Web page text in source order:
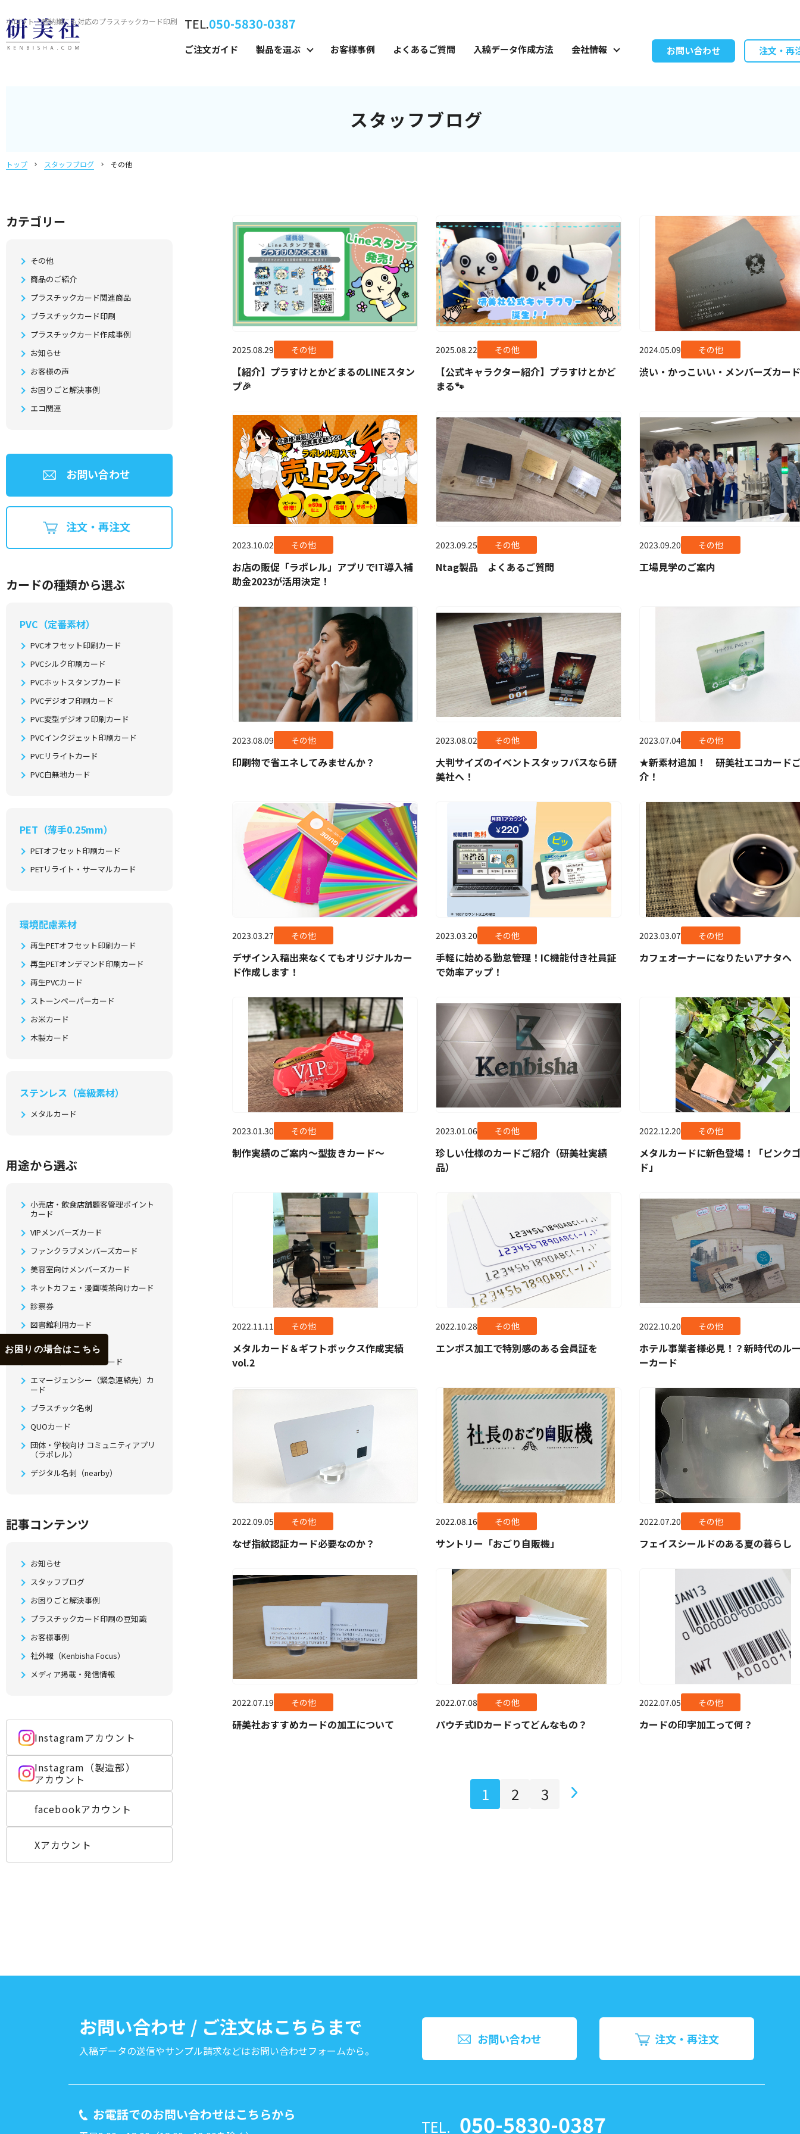
小ロット・短納期にも対応のプラスチックカード印刷 TEL.050-5830-0387
ご注文ガイド 製品を選ぶ お客様事例 よくあるご質問 入稿データ作成方法 会社情報 お問い合わせ 注文・再
スタッフブログ
トップ スタッフブログ その他
2025.08.29 その他
【紹介】プラすけとかどまるのLINEスタン
プ🎉
2025.08.22 その他
【公式キャラクター紹介】プラすけとかど
まる🐾
2024.05.09 その他
渋い・かっこいい・メンバーズカード
2023.10.02 その他
お店の販促「ラポレル」アプリでIT導入補
助金2023が活用決定！
2023.09.25 その他
Ntag製品 よくあるご質問
2023.09.20 その他
工場見学のご案内
2023.08.09 その他
印刷物で省エネしてみませんか？
2023.08.02 その他
大判サイズのイベントスタッフパスなら研
美社へ！
2023.07.04 その他
★新素材追加！ 研美社エコカード
介！
2023.03.27 その他
デザイン入稿出来なくてもオリジナルカー
ド作成します！
2023.03.20 その他
手軽に始める勤怠管理！IC機能付き社員証
で効率アップ！
2023.03.07 その他
カフェオーナーになりたいアナタへ
2023.01.30 その他
制作実績のご案内～型抜きカード～
2023.01.06 その他
珍しい仕様のカードご紹介（研美社実績
品）
2022.12.20 その他
メタルカードに新色登場！「ピンク
ド」
2022.11.11 その他
メタルカード＆ギフトボックス作成実績
vol.2
2022.10.28 その他
エンボス加工で特別感のある会員証を
2022.10.20 その他
ホテル事業者様必見！？新時代のル
ーカード
2022.09.05 その他
なぜ指紋認証カード必要なのか？
2022.08.16 その他
サントリー「おごり自販機」
2022.07.20 その他
フェイスシールドのある夏の暮らし
2022.07.19 その他
研美社おすすめカードの加工について
2022.07.08 その他
パウチ式IDカードってどんなもの？
2022.07.05 その他
カードの印字加工って何？
1 2 3
カテゴリー
その他
商品のご紹介
プラスチックカード関連商品
プラスチックカード印刷
プラスチックカード作成事例
お知らせ
お客様の声
お困りごと解決事例
エコ関連
お問い合わせ
注文・再注文
カードの種類から選ぶ
PVC（定番素材）
PVCオフセット印刷カード
PVCシルク印刷カード
PVCホットスタンプカード
PVCデジオフ印刷カード
PVC変型デジオフ印刷カード
PVCインクジェット印刷カード
PVCリライトカード
PVC白無地カード
PET（薄手0.25mm）
PETオフセット印刷カード
PETリライト・サーマルカード
環境配慮素材
再生PETオフセット印刷カード
再生PETオンデマンド印刷カード
再生PVCカード
ストーンペーパーカード
お米カード
木製カード
ステンレス（高級素材）
メタルカード
⽤途から選ぶ
小売店・飲食店舗顧客管理ポイント
カード
VIPメンバーズカード
ファンクラブメンバーズカード
美容室向けメンバーズカード
ネットカフェ・漫画喫茶向けカード
診察券
図書館利用カード
印鑑登録証カード
クレド（行動方針）カード
エマージェンシー（緊急連絡先）カ
ード
プラスチック名刺
QUOカード
団体・学校向け コミュニティアプリ
（ラポレル）
デジタル名刺（nearby）
記事コンテンツ
お知らせ
スタッフブログ
お困りごと解決事例
プラスチックカード印刷の豆知識
お客様事例
社外報（Kenbisha Focus）
メディア掲載・発信情報
Instagramアカウント
Instagram（製造部）
アカウント
facebookアカウント
Xアカウント
お困りの場合はこちら
お問い合わせ / ご注文はこちらまで
入稿データの送信やサンプル請求などはお問い合わせフォームから。
お問い合わせ 注文・再注文
お電話でのお問い合わせはこちらから
TEL. 050-5830-0387